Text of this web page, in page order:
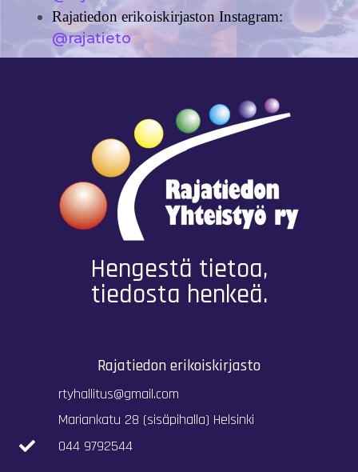
Rajatiedon erikoiskirjaston Instagram:
@rajatieto
Hengestä tietoa,
tiedosta henkeä.
Rajatiedon erikoiskirjasto
rtyhallitus@gmail.com
Mariankatu 28 (sisäpihalla) Helsinki
044 9792544